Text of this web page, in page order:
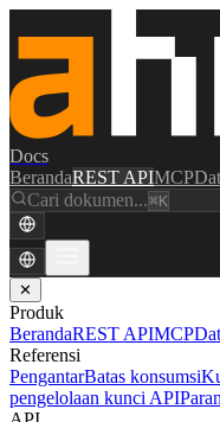
Docs
BerandaREST APIMCP
Cari dokumen...⌘K
✕
Produk
BerandaREST APIMCP
Referensi
PengantarBatas konsumsi
pengelolaan kunci API